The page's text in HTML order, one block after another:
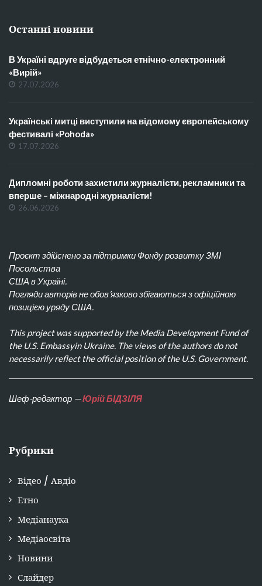
Останні новини
В Україні вдруге відбудеться етнічно-електронний
«Вирій»
27.07.2026
Українські митці виступили на відомому європейському
фестивалі «Pohoda»
17.07.2026
Дипломні роботи захистили журналісти, рекламники та
вперше – міжнародні журналісти!
26.06.2026
Проєкт здійснено за підтримки Фонду розвитку ЗМІ
Посольства
США в Україні.
Погляди авторів не обов’язково збігаються з офіційною
позицією уряду США.
This project was supported by the Media Development Fund of
the U.S. Embassyin Ukraine. The views of the authors do not
necessarily reflect the official position of the U.S. Government.
Шеф-редактор —Юрій БІДЗІЛЯ
Рубрики
Відео / Авдіо
Етно
Медіанаука
Медіаосвіта
Новини
Слайдер